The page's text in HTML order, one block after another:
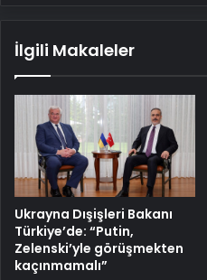
İlgili Makaleler
Ukrayna Dışişleri Bakanı
Türkiye’de: “Putin,
Zelenski’yle görüşmekten
kaçınmamalı”